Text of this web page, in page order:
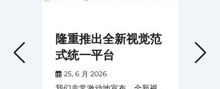
隆重推出全新视觉范
式统一平台
25, 6 月 2026